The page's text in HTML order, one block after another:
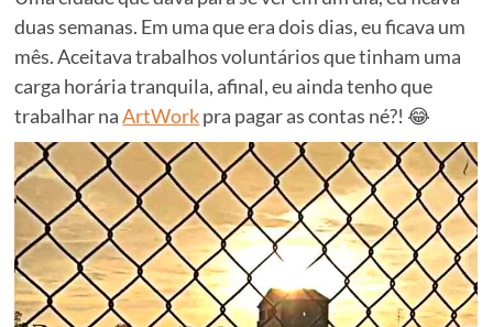
duas semanas. Em uma que era dois dias, eu ficava um
mês. Aceitava trabalhos voluntários que tinham uma
carga horária tranquila, afinal, eu ainda tenho que
trabalhar naArtWorkpra pagar as contas né?! 😂